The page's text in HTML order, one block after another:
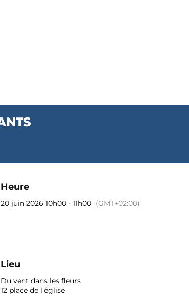
Heure
20 juin 2026 10h00 - 11h00 (GMT+02:00)
Lieu
Du vent dans les fleurs
12 place de l’église